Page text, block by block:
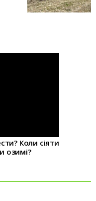
Коли сіяти
озимі?